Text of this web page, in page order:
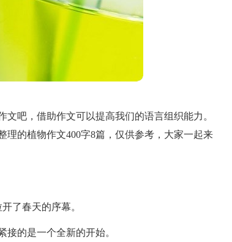
吧，借助作文可以提高我们的语言组织能力。
的植物作文400字8篇，仅供参考，大家一起来
了春天的序幕。
的是一个全新的开始。